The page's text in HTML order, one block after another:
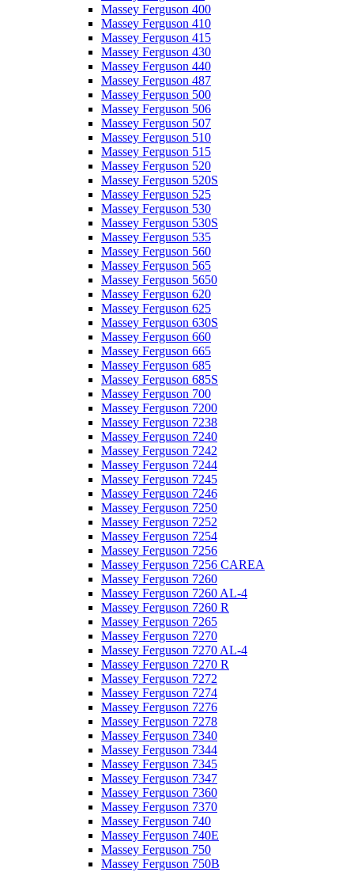
Massey Ferguson 400
Massey Ferguson 410
Massey Ferguson 415
Massey Ferguson 430
Massey Ferguson 440
Massey Ferguson 487
Massey Ferguson 500
Massey Ferguson 506
Massey Ferguson 507
Massey Ferguson 510
Massey Ferguson 515
Massey Ferguson 520
Massey Ferguson 520S
Massey Ferguson 525
Massey Ferguson 530
Massey Ferguson 530S
Massey Ferguson 535
Massey Ferguson 560
Massey Ferguson 565
Massey Ferguson 5650
Massey Ferguson 620
Massey Ferguson 625
Massey Ferguson 630S
Massey Ferguson 660
Massey Ferguson 665
Massey Ferguson 685
Massey Ferguson 685S
Massey Ferguson 700
Massey Ferguson 7200
Massey Ferguson 7238
Massey Ferguson 7240
Massey Ferguson 7242
Massey Ferguson 7244
Massey Ferguson 7245
Massey Ferguson 7246
Massey Ferguson 7250
Massey Ferguson 7252
Massey Ferguson 7254
Massey Ferguson 7256
Massey Ferguson 7256 CAREA
Massey Ferguson 7260
Massey Ferguson 7260 AL-4
Massey Ferguson 7260 R
Massey Ferguson 7265
Massey Ferguson 7270
Massey Ferguson 7270 AL-4
Massey Ferguson 7270 R
Massey Ferguson 7272
Massey Ferguson 7274
Massey Ferguson 7276
Massey Ferguson 7278
Massey Ferguson 7340
Massey Ferguson 7344
Massey Ferguson 7345
Massey Ferguson 7347
Massey Ferguson 7360
Massey Ferguson 7370
Massey Ferguson 740
Massey Ferguson 740E
Massey Ferguson 750
Massey Ferguson 750B